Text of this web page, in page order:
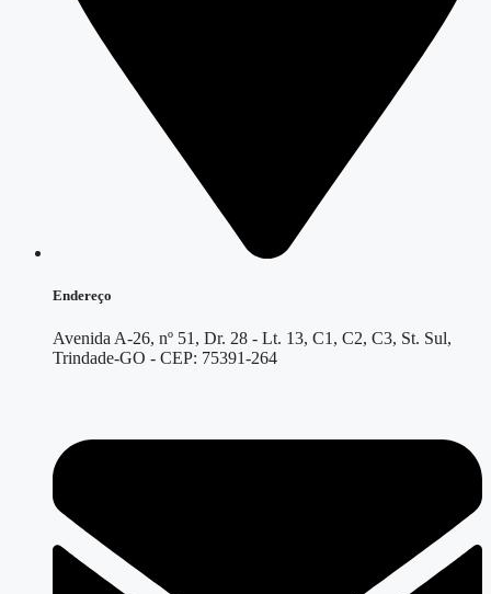
Endereço
Avenida A-26, nº 51, Dr. 28 - Lt. 13, C1, C2, C3, St. Sul,
Trindade-GO - CEP: 75391-264